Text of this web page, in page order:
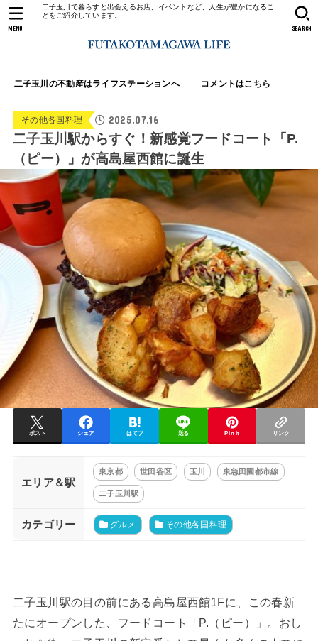
二子玉川で暮らすと出会えるお店、イベントなど、人生が豊かになるこ
とをご紹介しています。
二子玉川の不動産はライフステーションへ コメントはこちら
SEARCH
MENU
その他各国料理 2025.07.16
二子玉川駅からすぐ！新感覚フードコート「P.
（ピー）」が高島屋西館に誕生
ポスト シェア はてブ 送る Pin it リンク
エリア＆駅
東京都 世田谷区 玉川 東急田園都市線
二子玉川駅
カテゴリー グルメ その他各国料理
二子玉川駅の目の前にある高島屋西館1Fに、この春新
たにオープンした、フードコート「P.（ピー）」。おし